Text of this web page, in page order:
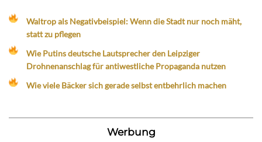
Waltrop als Negativbeispiel: Wenn die Stadt nur noch mäht,
statt zu pflegen
Wie Putins deutsche Lautsprecher den Leipziger
Drohnenanschlag für antiwestliche Propaganda nutzen
Wie viele Bäcker sich gerade selbst entbehrlich machen
Werbung